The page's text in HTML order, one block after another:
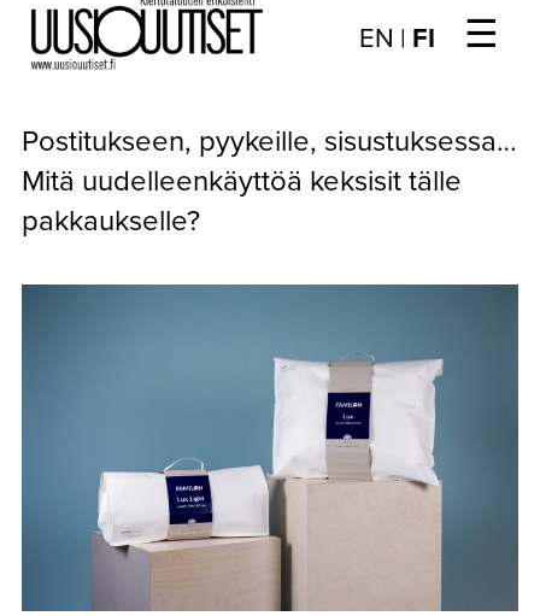
Choose
kieli:
EN | FI ☰
ARTIKKELIT
KIRJAUTUMINEN
ARKISTO
LEHDESTÄ
TAPAHTUMAT
Postitukseen, pyykeille, sisustuksessa…
Mitä uudelleenkäyttöä keksisit tälle
pakkaukselle?